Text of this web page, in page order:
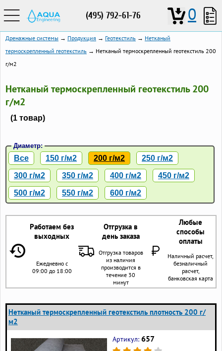
(495) 792-61-76 0
Дренажные системы → Продукция → Геотекстиль → Нетканый
термоскрепленный геотекстиль → Нетканый термоскрепленный геотекстиль 200
г/м2
Нетканый термоскрепленный геотекстиль 200
г/м2
(1 товар)
Диаметр:
Все 150 г/м2 200 г/м2 250 г/м2
300 г/м2 350 г/м2 400 г/м2 450 г/м2
500 г/м2 550 г/м2 600 г/м2
Работаем без
выходных
Отгрузка в
день заказа
Любые
способы
оплаты
Ежедневно с
09:00 до 18:00
Отгрузка товаров
из наличия
производится в
течение 30
минут
Наличный расчет,
безналичный
расчет,
банковская карта
Нетканый термоскрепленный геотекстиль плотность 200 г/
м2
Артикул: 657